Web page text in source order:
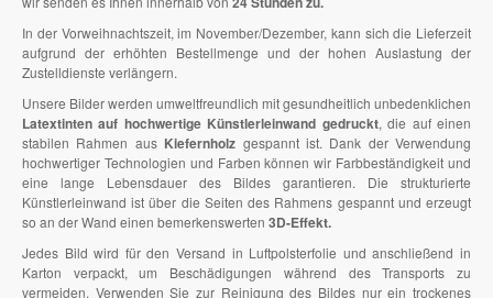
In der Vorweihnachtszeit, im November/Dezember, kann sich die Lieferzeit
aufgrund der erhöhten Bestellmenge und der hohen Auslastung der
Zustelldienste verlängern.
Unsere Bilder werden umweltfreundlich mit gesundheitlich unbedenklichen
Latextinten auf hochwertige Künstlerleinwand gedruckt, die auf einen
stabilen Rahmen aus Kiefernholz gespannt ist. Dank der Verwendung
hochwertiger Technologien und Farben können wir Farbbeständigkeit und
eine lange Lebensdauer des Bildes garantieren. Die strukturierte
Künstlerleinwand ist über die Seiten des Rahmens gespannt und erzeugt
so an der Wand einen bemerkenswerten 3D-Effekt.
Jedes Bild wird für den Versand in Luftpolsterfolie und anschließend in
Karton verpackt, um Beschädigungen während des Transports zu
vermeiden. Verwenden Sie zur Reinigung des Bildes nur ein trockenes